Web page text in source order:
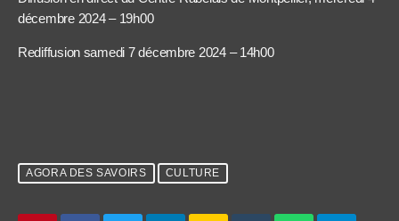
décembre 2024 – 19h00
Rediffusion samedi 7 décembre 2024 – 14h00
AGORA DES SAVOIRS CULTURE